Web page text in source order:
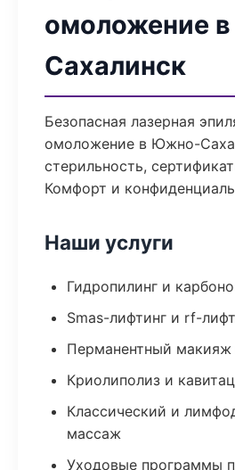
омоложение
Сахалинск
Безопасная лазерная
омоложение в Южно-
стерильность,
Комфорт и
Наши услуги
Гидропилинг и
Smas-лифтинг и rf-
Перманентный макияж
Криолиполиз и
Классический и
массаж
Уходовые программы